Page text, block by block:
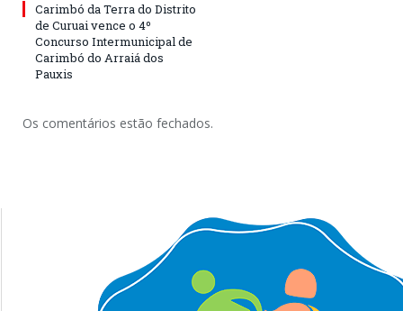
Carimbó da Terra do Distrito
de Curuai vence o 4º
Concurso Intermunicipal de
Carimbó do Arraiá dos
Pauxis
Os comentários estão fechados.